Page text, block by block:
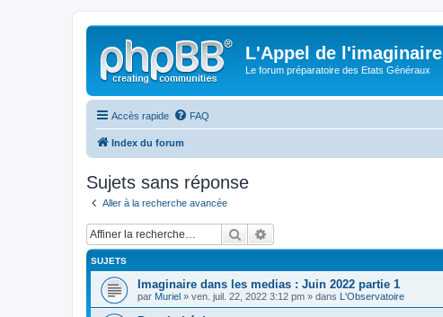
L'Appel de l'imaginaire
Le forum préparatoire des Etats Généraux
Accès rapide FAQ
Index du forum
Sujets sans réponse
Aller à la recherche avancée
Rechercher
SUJETS
Imaginaire dans les medias : Juin 2022 partie 1
par Muriel » ven. juil. 22, 2022 3:12 pm » dans L'Observatoire